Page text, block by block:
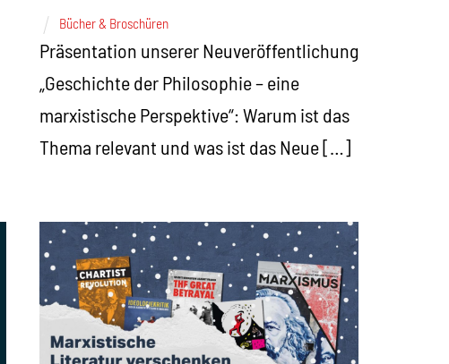
Bücher & Broschüren
Präsentation unserer Neuveröffentlichung
„Geschichte der Philosophie – eine
marxistische Perspektive“: Warum ist das
Thema relevant und was ist das Neue […]